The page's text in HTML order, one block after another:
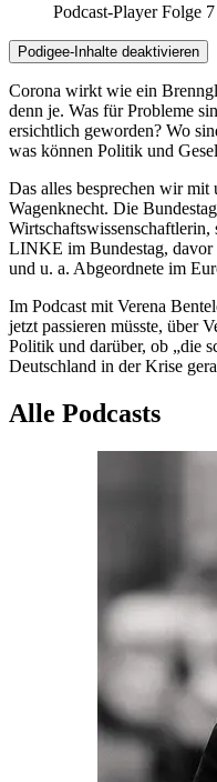
Podcast-Player Folge 7
Podigee-Inhalte deaktivieren
Corona wirkt wie ein
denn je. Was für Probleme
ersichtlich geworden? Wo
was können Politik und
Das alles besprechen wir mit
Wagenknecht. Die
LINKE im Bundestag, davor
und u. a. Abgeordnete im
Im Podcast mit Verena
jetzt passieren müsste, über
Politik und darüber, ob „die
Deutschland in der Krise
Alle Podcasts